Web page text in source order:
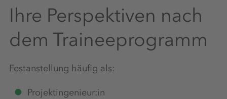
Ihre Perspektiven nach
dem Traineeprogramm
Festanstellung häufig als:
Projektingenieur:in